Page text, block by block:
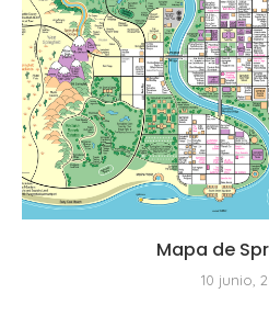
Mapa de
10 junio,